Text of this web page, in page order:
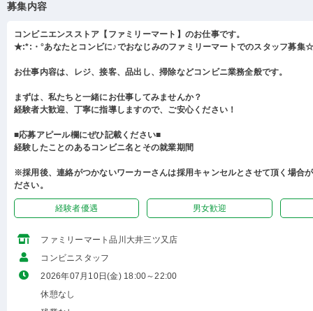
募集内容
コンビニエンスストア【ファミリーマート】のお仕事です。
★:*:・°あなたとコンビに♪でおなじみのファミリーマートでのスタッフ募集
お仕事内容は、レジ、接客、品出し、掃除などコンビニ業務全般です。
まずは、私たちと一緒にお仕事してみませんか？
経験者大歓迎、丁寧に指導しますので、ご安心ください！
■応募アピール欄にぜひ記載ください■
経験したことのあるコンビニ名とその就業期間
※採用後、連絡がつかないワーカーさんは採用キャンセルとさせて頂く場合
ださい。
経験者優遇 男女歓迎
ファミリーマート品川大井三ツ又店
コンビニスタッフ
2026年07月10日(金) 18:00～22:00
休憩なし